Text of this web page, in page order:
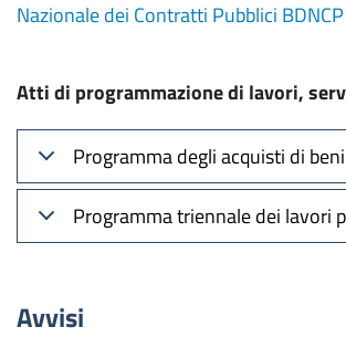
Nazionale dei Contratti Pubblici BDNCP
Atti di programmazione di lavori,
Programma degli acquisti di
Programma triennale dei lavori
Avvisi